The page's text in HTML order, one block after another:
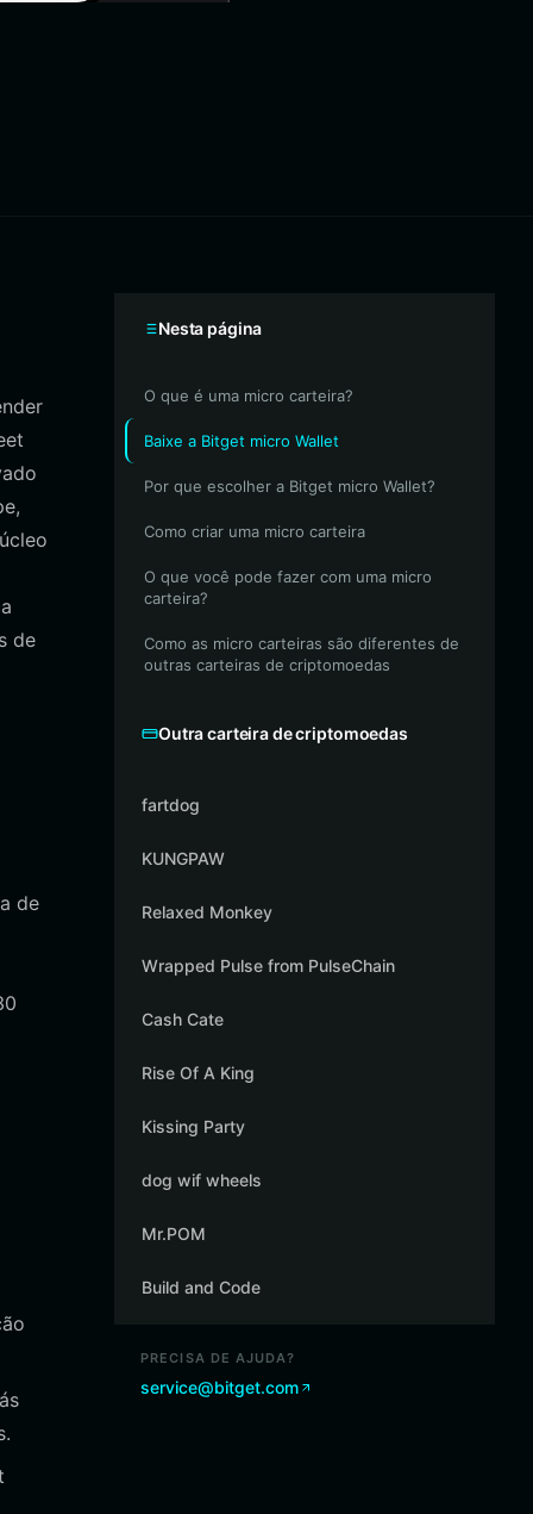
de
de
Nesta página
O que é uma micro carteira?
Baixe a Bitget micro Wallet
Por que escolher a Bitget micro Wallet?
Como criar uma micro carteira
O que você pode fazer com uma micro
carteira?
Como as micro carteiras são diferentes de
outras carteiras de criptomoedas
Outra carteira de criptomoedas
fartdog
KUNGPAW
Relaxed Monkey
Wrapped Pulse from PulseChain
Cash Cate
Rise Of A King
Kissing Party
dog wif wheels
Mr.POM
Build and Code
PRECISA DE AJUDA?
service@bitget.com